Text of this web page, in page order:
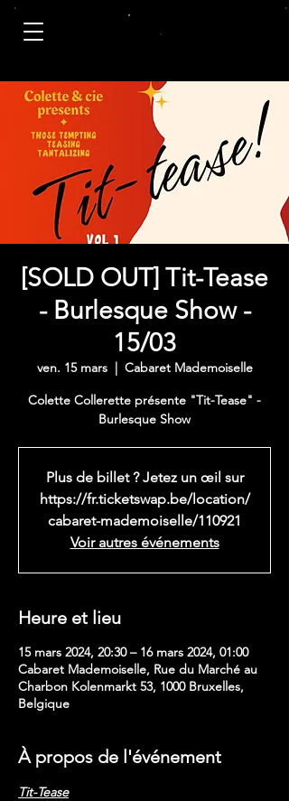
[SOLD OUT] Tit-Tease
- Burlesque Show -
15/03
ven. 15 mars
  |
Cabaret Mademoiselle
Colette Collerette présente "Tit-Tease" -
Burlesque Show
Plus de billet ? Jetez un œil sur
https://fr.ticketswap.be/location/
cabaret-mademoiselle/110921
Voir autres événements
Heure et lieu
15 mars 2024, 20:30 – 16 mars 2024, 01:00
Cabaret Mademoiselle, Rue du Marché au
Charbon Kolenmarkt 53, 1000 Bruxelles,
Belgique
À propos de l'événement
Tit-Tease